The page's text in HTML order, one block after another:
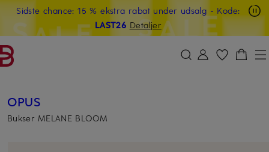
GÅ TIL HOVEDINDHOLDET GÅ TIL SØGEFELTET
Sidste chance: 15 % ekstra rabat under udsalg - Kode:
LAST26 Detaljer
OPUS
Bukser MELANE BLOOM